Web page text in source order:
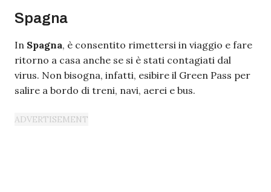
Spagna
In Spagna, è consentito rimettersi in viaggio e fare
ritorno a casa anche se si è stati contagiati dal
virus. Non bisogna, infatti, esibire il Green Pass per
salire a bordo di treni, navi, aerei e bus.